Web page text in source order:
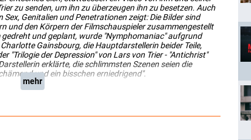
zu senden, um ihn zu überzeugen ihn zu besetzen. Auch
Genitalien und Penetrationen zeigt: Die Bilder sind
und den Körpern der Filmschauspieler zusammengestellt
und geplant, wurde "Nymphomaniac" aufgrund
Gainsbourg, die Hauptdarstellerin beider Teile,
"Trilogie der Depression" von Lars von Trier - "Antichrist"
erklärte, die schlimmsten Szenen seien die
und ein bisschen erniedrigend".
mehr